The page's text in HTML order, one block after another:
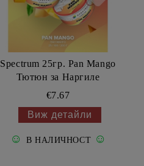
Spectrum 25гр. Pan Mango
Тютюн за Наргиле
€7.67
Виж детайли
☺ В НАЛИЧНОСТ ☺